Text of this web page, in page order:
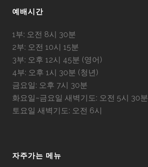
예배시간
1부: 오전 8시 30분
2부: 오전 10시 15분
3부: 오후 12시 45분 (영어)
4부: 오후 1시 30분 (청년)
금요일: 오후 7시 30분
화요일~금요일 새벽기도: 오전 5시 30분
토요일 새벽기도: 오전 6시
자주가는 메뉴